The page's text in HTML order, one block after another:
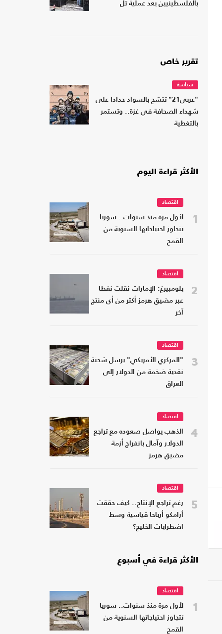
بالفلسطينيين بعد عملية تل
تقرير خاص
سياسة
"عربي21" تتشح بالسواد حدادا على
شهداء الصحافة في غزة.. وتستمر
بالتغطية
الأكثر قراءة اليوم
1
اقتصاد
لأول مرة منذ سنوات.. سوريا
تتجاوز احتياجاتها السنوية من
القمح
2
اقتصاد
بلومبيرغ: الإمارات نقلت نفطا
عبر مضيق هرمز أكثر من أي منتج
آخر
3
اقتصاد
"المركزي الأمريكي" يرسل شحنة
نقدية ضخمة من الدولار إلى
العراق
4
اقتصاد
الذهب يواصل صعوده مع تراجع
الدولار وآمال بانفراج أزمة
مضيق هرمز
5
اقتصاد
رغم تراجع الإنتاج.. كيف حققت
أرامكو أرباحا قياسية وسط
اضطرابات الخليج؟
الأكثر قراءة في أسبوع
1
اقتصاد
لأول مرة منذ سنوات.. سوريا
تتجاوز احتياجاتها السنوية من
القمح